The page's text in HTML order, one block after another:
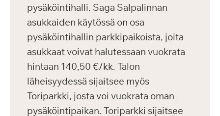
pysäköintihalli. Saga Salpalinnan
asukkaiden käytössä on osa
pysäköintihallin parkkipaikoista, joita
asukkaat voivat halutessaan vuokrata
hintaan 140,50 €/kk. Talon
läheisyydessä sijaitsee myös
Toriparkki, josta voi vuokrata oman
pysäköintipaikan. Toriparkki sijaitsee